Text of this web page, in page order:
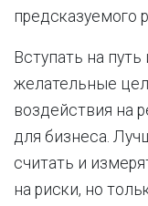
предсказуемого
Вступать на
желательные
воздействия на
для бизнеса.
считать и
на риски, но